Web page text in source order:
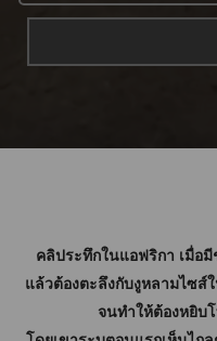
คลิประทึกในแอฟริกา เมื่อ
แล้วต้องตะลึงกับงูหลามไซส์
จนทำให้ต้องหยิบ